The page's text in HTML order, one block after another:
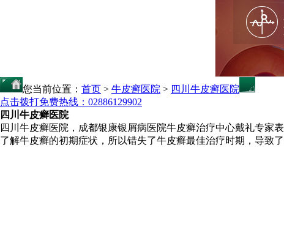
您当前位置： 首页 > 牛皮癣医院 > 四川牛皮癣医院
点击拨打免费热线：02886129902
四川牛皮癣医院
四川牛皮癣医院，成都银康银屑病医院牛皮癣治疗中心戴礼专家
了解牛皮癣的初期症状，所以错失了牛皮癣最佳治疗时期，导致